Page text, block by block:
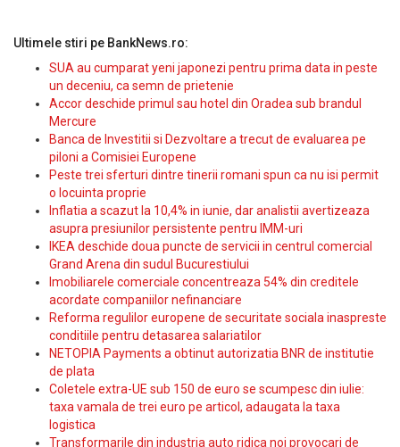
Ultimele stiri pe BankNews.ro:
SUA au cumparat yeni japonezi pentru prima data in peste
un deceniu, ca semn de prietenie
Accor deschide primul sau hotel din Oradea sub brandul
Mercure
Banca de Investitii si Dezvoltare a trecut de evaluarea pe
piloni a Comisiei Europene
Peste trei sferturi dintre tinerii romani spun ca nu isi permit
o locuinta proprie
Inflatia a scazut la 10,4% in iunie, dar analistii avertizeaza
asupra presiunilor persistente pentru IMM-uri
IKEA deschide doua puncte de servicii in centrul comercial
Grand Arena din sudul Bucurestiului
Imobiliarele comerciale concentreaza 54% din creditele
acordate companiilor nefinanciare
Reforma regulilor europene de securitate sociala inaspreste
conditiile pentru detasarea salariatilor
NETOPIA Payments a obtinut autorizatia BNR de institutie
de plata
Coletele extra-UE sub 150 de euro se scumpesc din iulie:
taxa vamala de trei euro pe articol, adaugata la taxa
logistica
Transformarile din industria auto ridica noi provocari de